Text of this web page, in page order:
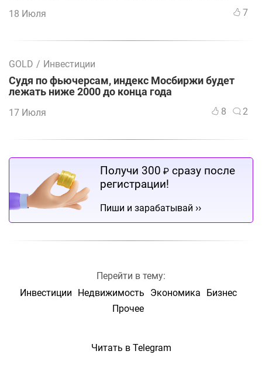
18 Июля 7
GOLD / Инвестиции
Судя по фьючерсам, индекс Мосбиржи будет
лежать ниже 2000 до конца года
17 Июля 8 2
Получи 300 ₽ сразу после
регистрации!
Пиши и зарабатывай ››
Перейти в тему:
Инвестиции
Недвижимость Экономика
Бизнес
Прочее
Читать в Telegram